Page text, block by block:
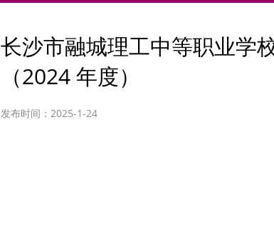
长沙市融城理工中等职业学
（2024 年度）
发布时间：2025-1-24